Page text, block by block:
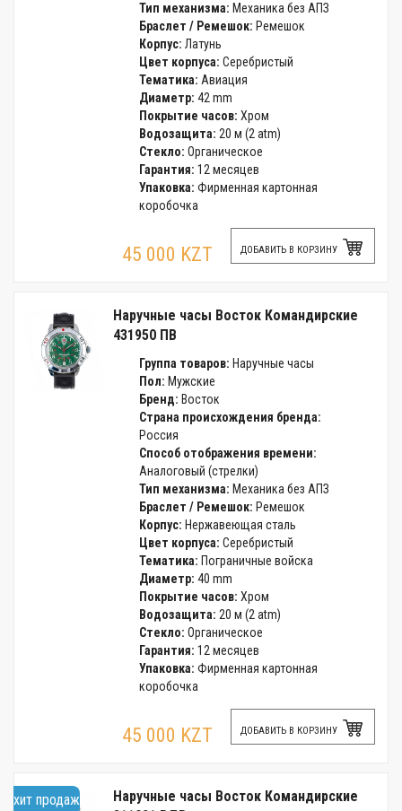
Тип механизма: Механика без АПЗ
Браслет / Ремешок: Ремешок
Корпус: Латунь
Цвет корпуса: Серебристый
Тематика: Авиация
Диаметр: 42 mm
Покрытие часов: Хром
Водозащита: 20 м (2 atm)
Стекло: Органическое
Гарантия: 12 месяцев
Упаковка: Фирменная картонная
коробочка
45 000 KZT ДОБАВИТЬ В КОРЗИНУ
Наручные часы Восток Командирские
431950 ПВ
Группа товаров: Наручные часы
Пол: Мужские
Бренд: Восток
Страна происхождения бренда:
Россия
Способ отображения времени:
Аналоговый (стрелки)
Тип механизма: Механика без АПЗ
Браслет / Ремешок: Ремешок
Корпус: Нержавеющая сталь
Цвет корпуса: Серебристый
Тематика: Пограничные войска
Диаметр: 40 mm
Покрытие часов: Хром
Водозащита: 20 м (2 atm)
Стекло: Органическое
Гарантия: 12 месяцев
Упаковка: Фирменная картонная
коробочка
45 000 KZT ДОБАВИТЬ В КОРЗИНУ
хит продаж
Наручные часы Восток Командирские